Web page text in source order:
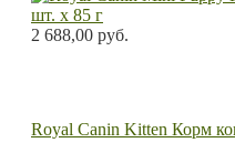
2 688,00 руб.
Royal Canin Kitten Корм